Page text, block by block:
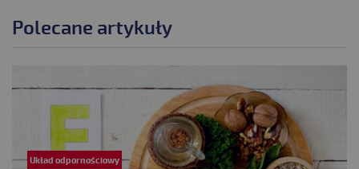
Polecane artykuły
Układ odpornościowy